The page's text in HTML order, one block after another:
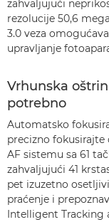
zahvaljujući
rezolucije 50,6
3.0 veza
upravljanje
Vrhunska
potrebno
Automatsko
precizno fokusirajte
AF sistemu sa 61
zahvaljujući 41
pet izuzetno
praćenje i
Intelligent Tracking